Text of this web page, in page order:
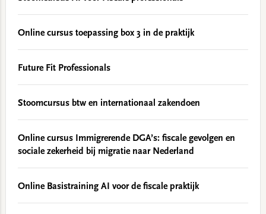
Online cursus toepassing box 3 in de praktijk
Future Fit Professionals
Stoomcursus btw en internationaal zakendoen
Online cursus Immigrerende DGA’s: fiscale gevolgen en
sociale zekerheid bij migratie naar Nederland
Online Basistraining AI voor de fiscale praktijk